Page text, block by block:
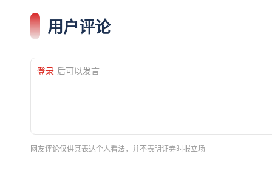
用户评论
登录 后可以发言
网友评论仅供其表达个人看法，并不表明证券时报立场